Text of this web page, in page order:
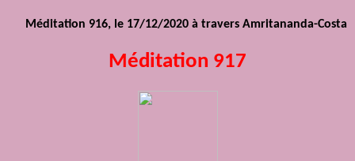
Méditation 916, le 17/12/2020 à travers Amritananda-Costa
Méditation 917